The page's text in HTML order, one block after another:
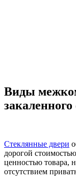
Виды
закаленного
Стеклянные двери
дорогой
ценностью товара,
отсутствием